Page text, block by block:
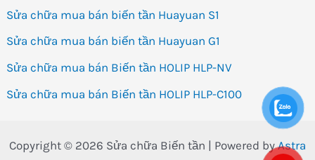
Sửa chữa mua bán biến tần Huayuan S1
Sửa chữa mua bán biến tần Huayuan G1
Sửa chữa mua bán Biến tần HOLIP HLP-NV
Sửa chữa mua bán Biến tần HOLIP HLP-C100
Copyright © 2026 Sửa chữa Biến tần | Powered byAstra